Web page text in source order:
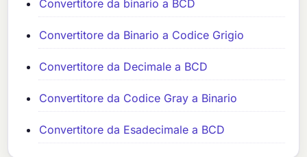
Convertitore da binario a BCD
Convertitore da Binario a Codice Grigio
Convertitore da Decimale a BCD
Convertitore da Codice Gray a Binario
Convertitore da Esadecimale a BCD